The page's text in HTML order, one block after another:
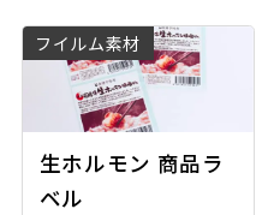
フイルム素材
生ホルモン 商品ラ
ベル